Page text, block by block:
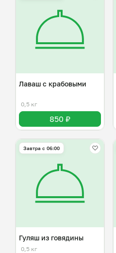
Лаваш с крабовыми
0,5 кг
850 ₽
Завтра c 06:00
Гуляш из говядины
0,5 кг